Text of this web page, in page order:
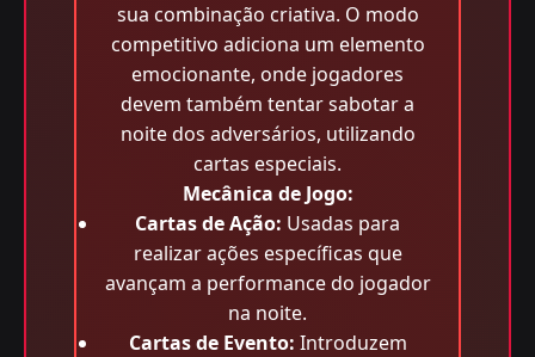
sua combinação criativa. O modo
competitivo adiciona um elemento
emocionante, onde jogadores
devem também tentar sabotar a
noite dos adversários, utilizando
cartas especiais.
Mecânica de Jogo:
Cartas de Ação: Usadas para
realizar ações específicas que
avançam a performance do jogador
na noite.
Cartas de Evento: Introduzem